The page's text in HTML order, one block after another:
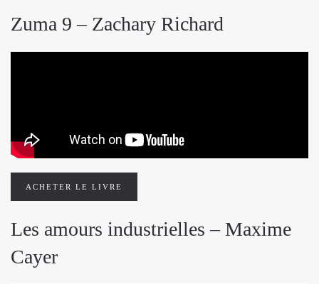
Zuma 9 – Zachary Richard
ACHETER LE LIVRE
Les amours industrielles – Maxime
Cayer